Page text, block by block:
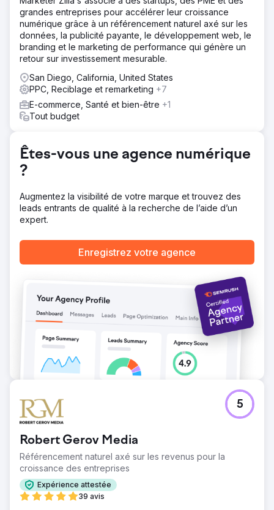
étaient peu performantes et les dons numériques en
baisse. Chaque dollar perdu représentait un financement
moindre pour la recherche et le soutien aux patients.
Solution
DeltaV a entièrement reconstruit les fondations SEO. Nous
avons corrigé les problèmes liés à la migration,
notamment les redirections cassées, les pages
manquantes et les erreurs d'indexation, puis consolidé
plusieurs propriétés au sein d'une architecture de site
unifiée. Nous avons élaboré un plan de contenu annuel
Le programme SEM a été restructuré autour de trois
piliers : notoriété de la marque, promotion de la mission et
collecte de fonds. Nous avons connecté les données de
référencement naturel et payant afin d'optimiser en
Résultat
Le trafic organique est passé de 17 millions à 105 millions
millions de dollars. Le référencement naturel (SEO)
génère 84 % des visites sur le site web et 40 % des
dons numériques. Le référencement payant (SEM)
génère 25 % des dons à partir de seulement 1 % du
trafic, avec un retour sur investissement publicitaire
(ROAS) de 220 %. Le coût d'acquisition a chuté de 165 $
à moins de 22 $. Le SEO et le SEM combinés représentent
plus de 65 % des dons numériques, faisant de la
recherche intégrée le principal canal de collecte de
fonds de l'organisation.
Vers la page de l'agence
grandes entreprises pour accélérer leur croissance
numérique grâce à un référencement naturel axé sur les
données, la publicité payante, le développement web, le
branding et le marketing de performance qui génère un
retour sur investissement mesurable.
San Diego, California, United States
PPC, Reciblage et remarketing +7
E-commerce, Santé et bien-être +1
Tout budget
Êtes-vous une agence numérique
?
Augmentez la visibilité de votre marque et trouvez des
leads entrants de qualité à la recherche de l’aide d’un
expert.
Enregistrez votre agence
Robert Gerov Media
Référencement naturel axé sur les revenus pour la
croissance des entreprises
Expérience attestée
39 avis
5